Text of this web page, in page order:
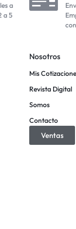
a
a 5
Nosotros
Mis
Revista Digital
Somos
Contacto
Ventas